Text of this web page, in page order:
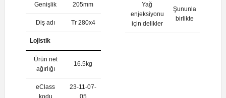
Genişlik 205mm
Diş adı Tr 280x4
Lojistik
Ürün net
ağırlığı
16.5kg
eClass
kodu
23-11-07-
05
Yağ
enjeksiyonu
için delikler
Şununla
birlikte